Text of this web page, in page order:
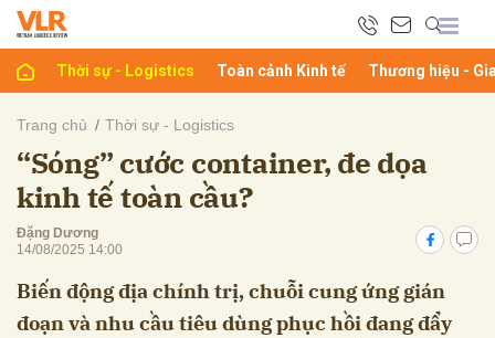
Thời sự - Logistics Toàn cảnh Kinh tế Thương hiệu -
Trang chủ Thời sự - Logistics
“Sóng” cước container, đe dọa
kinh tế toàn cầu?
Đặng Dương
14/08/2025 14:00
Biến động địa chính trị, chuỗi cung ứng gián
đoạn và nhu cầu tiêu dùng phục hồi đang đẩy
luận
Hủy